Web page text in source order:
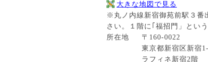
大きな地図で見る
※丸ノ内線新宿御苑前駅３番
さい。１階に｢福招門」とい
所在地
〒160-0022
東京都新宿区新宿
ラフィネ新宿2階